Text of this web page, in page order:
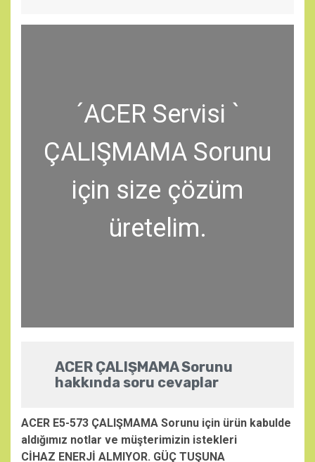
´ACER Servisi `
ÇALIŞMAMA Sorunu
için size çözüm
üretelim.
ACER ÇALIŞMAMA Sorunu
hakkında soru cevaplar
ACER E5-573 ÇALIŞMAMA Sorunu için ürün kabulde
aldığımız notlar ve müşterimizin istekleri
CİHAZ ENERJİ ALMIYOR. GÜÇ TUŞUNA